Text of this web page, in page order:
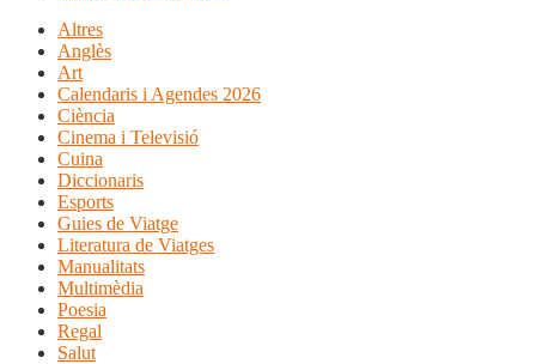
Altres
Anglès
Art
Calendaris i Agendes 2026
Ciència
Cinema i Televisió
Cuina
Diccionaris
Esports
Guies de Viatge
Literatura de Viatges
Manualitats
Multimèdia
Poesia
Regal
Salut